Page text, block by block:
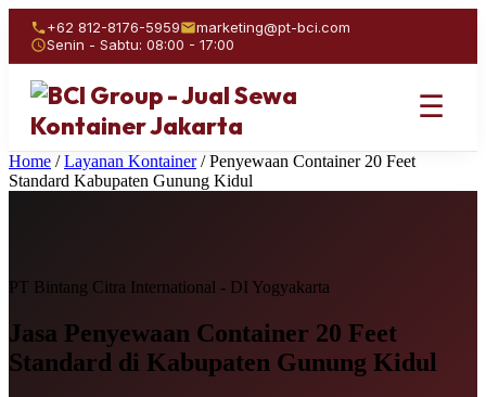
+62 812-8176-5959
marketing@pt-bci.com
Senin - Sabtu: 08:00 - 17:00
☰
Home / Layanan Kontainer / Penyewaan Container 20 Feet
Standard Kabupaten Gunung Kidul
PT Bintang Citra International - DI Yogyakarta
Jasa Penyewaan Container 20 Feet
Standard di Kabupaten Gunung Kidul